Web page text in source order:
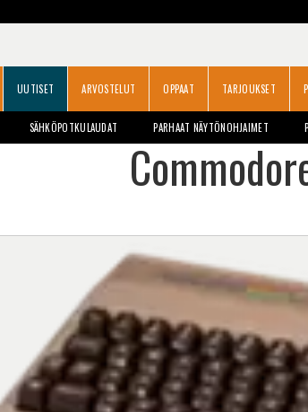
UUTISET ARVOSTELUT OPPAAT TARJOUKSET
SÄHKÖPOTKULAUDAT PARHAAT NÄYTÖNOHJAIMET